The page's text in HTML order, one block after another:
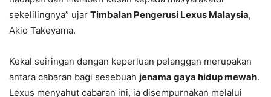
sekelilingnya” ujar Timbalan Pengerusi Lexus Malaysia,
Akio Takeyama.
Kekal seiringan dengan keperluan pelanggan merupakan
antara cabaran bagi sesebuah jenama gaya hidup mewah.
Lexus menyahut cabaran ini, ia disempurnakan melalui